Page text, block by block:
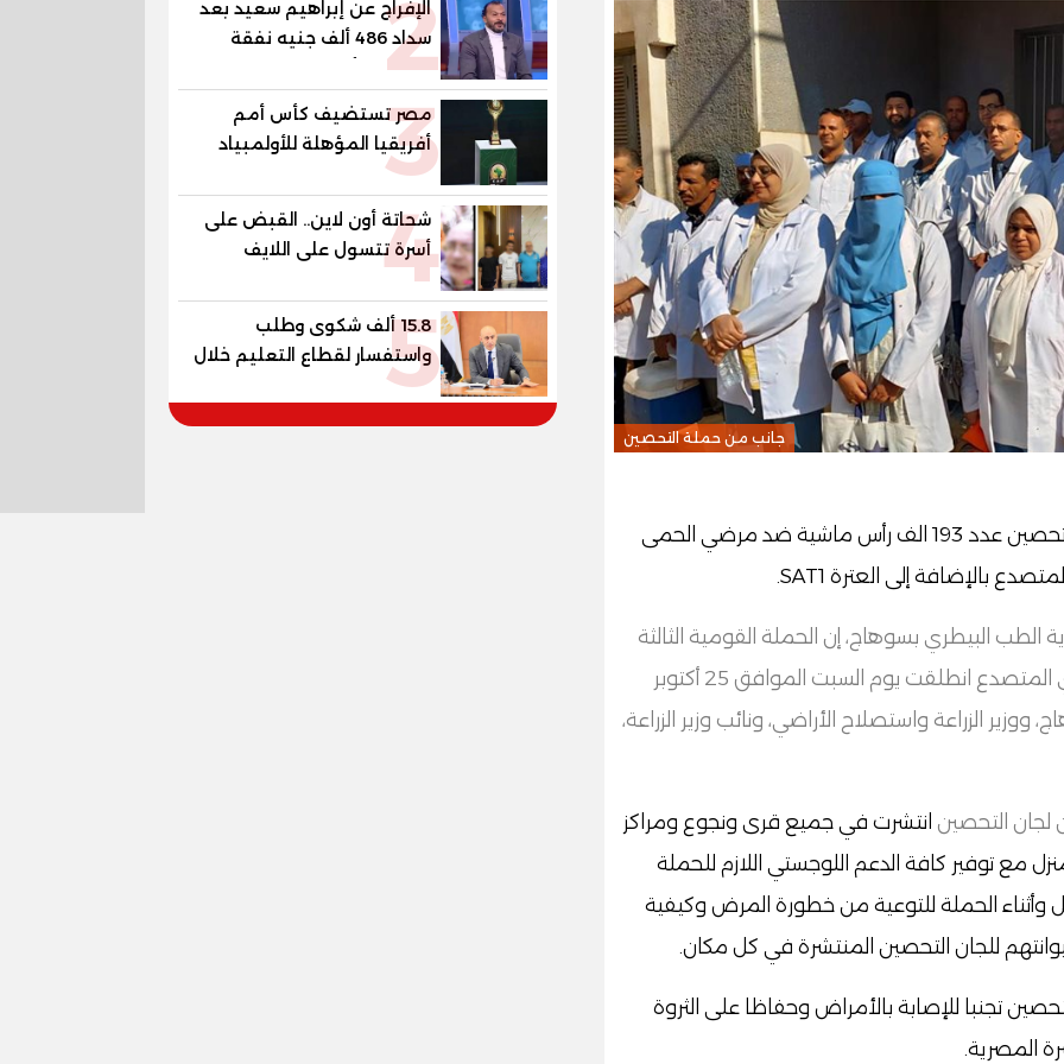
جانب من حملة التحصين
نجحت مديرية الطب البيطري بسوهاج، في تحصين عدد 193 الف رأس ماشية ضد مرضي الحمى
البيطري بسوهاج، إن الحملة القومية الثالثة
للتحصين ضد الحمى القلاعية وحمى الوادي المتصدع انطلقت يوم السبت الموافق 25 أكتوبر
ووزير الزراعة واستصلاح الأراضي، ونائب وزير الزراعة،
لجان التحصين انتشرت في جميع قرى ونجوع ومراكز
توفير كافة الدعم اللوجستي اللازم للحملة
ندوة إرشادية قبل وأثناء الحملة للتوعية من خطورة المرض وكيفية
للجان التحصين المنتشرة في كل مكان.
تجنبا للإصابة بالأمراض وحفاظا على الثروة
المصرية.
الأكاديمية
2
الإفراج عن إبراهيم سعيد بعد
سداد 486 ألف جنيه نفقة
لطليقته أنهى إبراهيم سعيد،
لاعب الأهلي ومنتخب مصر
السابق، إجراءات خروجه من
قسم شرطة مدينة نصر، عقب
قيمة المتجمد من نفقة
مصروفا
3
مصر تستضيف كأس أمم
أفريقيا المؤهلة للأولمبياد
4
شحاتة أون لاين.. القبض على
أسرة تتسول على اللايف
بمواقع التواصل الإجتماعى
515.8 ألف شكوى وطلب
واستفسار لقطاع التعليم خلال
يوليو.. استجابة فعالة لشكاوى